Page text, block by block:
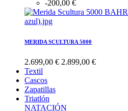
-200,00 €
MERIDA SCULTURA 5000
2.699,00 € 2.899,00 €
Textil
Cascos
Zapatillas
Triatlón
NATACIÓN